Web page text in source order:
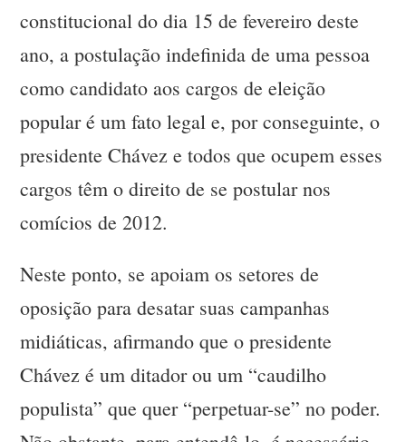
constitucional do dia 15 de fevereiro deste
ano, a postulação indefinida de uma pessoa
como candidato aos cargos de eleição
popular é um fato legal e, por conseguinte, o
presidente Chávez e todos que ocupem esses
cargos têm o direito de se postular nos
comícios de 2012.
Neste ponto, se apoiam os setores de
oposição para desatar suas campanhas
midiáticas, afirmando que o presidente
Chávez é um ditador ou um “caudilho
populista” que quer “perpetuar-se” no poder.